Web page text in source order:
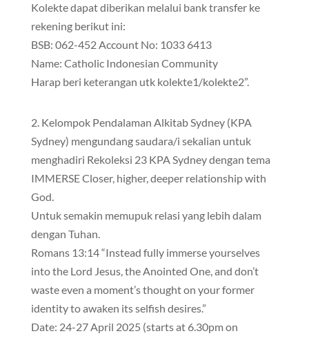
Kolekte dapat diberikan melalui bank transfer ke
rekening berikut ini:
BSB: 062-452 Account No: 1033 6413
Name: Catholic Indonesian Community
Harap beri keterangan utk kolekte1/kolekte2”.
2. Kelompok Pendalaman Alkitab Sydney (KPA
Sydney) mengundang saudara/i sekalian untuk
menghadiri Rekoleksi 23 KPA Sydney dengan tema
IMMERSE Closer, higher, deeper relationship with
God.
Untuk semakin memupuk relasi yang lebih dalam
dengan Tuhan.
Romans 13:14 “Instead fully immerse yourselves
into the Lord Jesus, the Anointed One, and don’t
waste even a moment’s thought on your former
identity to awaken its selfish desires.”
Date: 24-27 April 2025 (starts at 6.30pm on